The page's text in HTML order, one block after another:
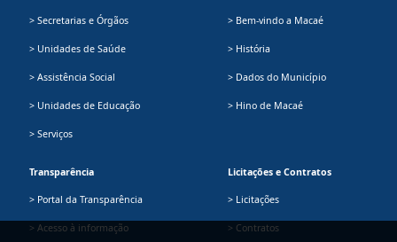
> Secretarias e Órgãos
> Unidades de Saúde
> Assistência Social
> Unidades de Educação
> Serviços
> Bem-vindo a Macaé
> História
> Dados do Município
> Hino de Macaé
Transparência
> Portal da Transparência
> Acesso à informação
Licitações e Contratos
> Licitações
> Contratos